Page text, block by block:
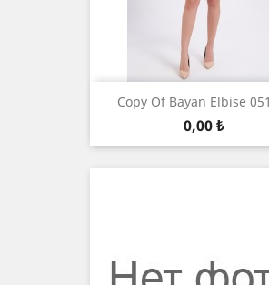
Copy Of Bayan Elbise
Цена
0,00 ₺